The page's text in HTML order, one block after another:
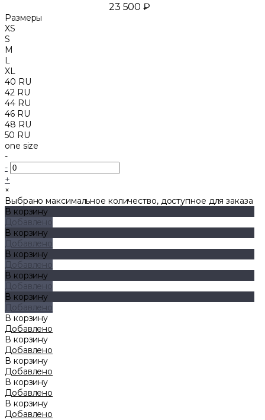
23 500 ₽
Размеры
XS
S
M
L
XL
40 RU
42 RU
44 RU
46 RU
48 RU
50 RU
one size
-
-
+
×
Выбрано максимальное количество, доступное для заказа
В корзину
Добавлено
В корзину
Добавлено
В корзину
Добавлено
В корзину
Добавлено
В корзину
Добавлено
В корзину
Добавлено
В корзину
Добавлено
В корзину
Добавлено
В корзину
Добавлено
В корзину
Добавлено